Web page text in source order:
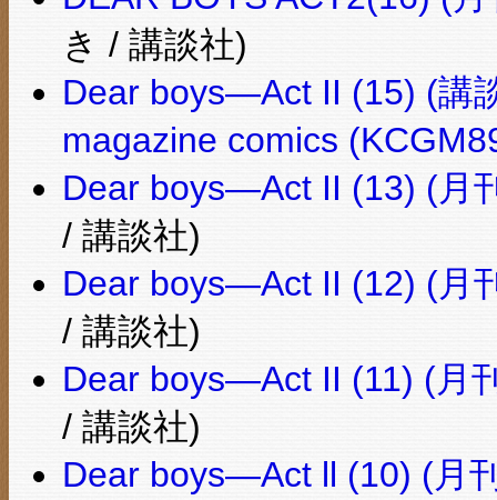
き / 講談社)
Dear boys―Act II (15) (講
magazine comics
Dear boys―Act II (13) (月
/ 講談社)
Dear boys―Act II (12) (月
/ 講談社)
Dear boys―Act II (11) (月
/ 講談社)
Dear boys―Act ll (10) (月